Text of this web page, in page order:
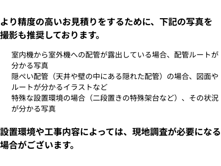
より精度の高いお見積りをするために、下記の写真を
撮影も推奨しております。
室内機から室外機への配管が露出している場合、配管ルートが
分かる写真
隠ぺい配管（天井や壁の中にある隠れた配管）の場合、図面や
ルートが分かるイラストなど
特殊な設置環境の場合（二段置きの特殊架台など）、その状況
が分かる写真
設置環境や工事内容によっては、現地調査が必要になる
場合がございます。